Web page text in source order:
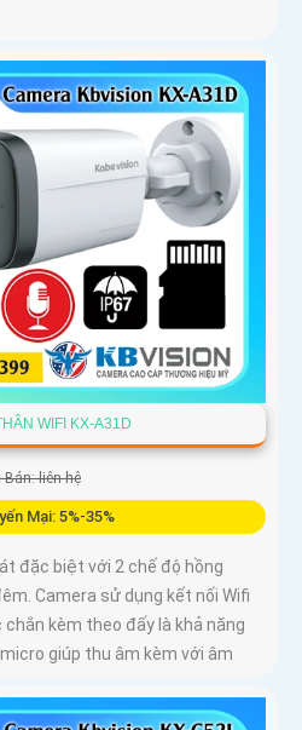
WIFI KX-A31D
Bán: liên hệ
Mại: 5%-35%
đặc biệt với 2 chế độ hồng
Camera sử dụng kết nối Wifi
chắn kèm theo đấy là khả năng
giúp thu âm kèm với âm